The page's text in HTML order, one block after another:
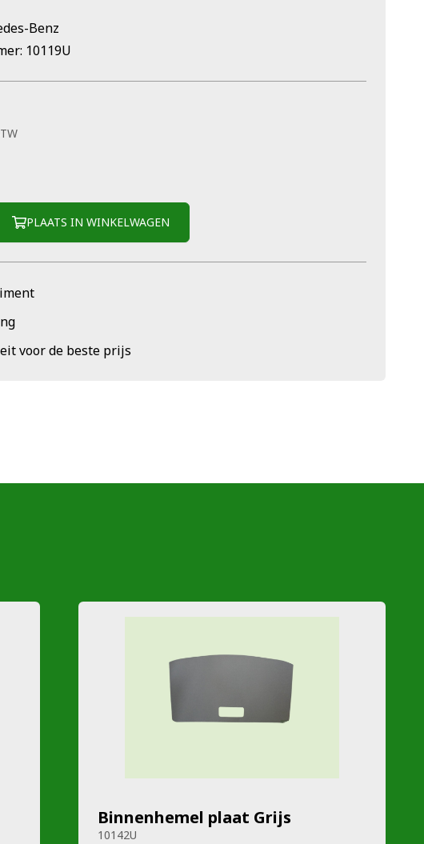
Benz
10119U
PLAATS IN WINKELWAGEN
voor de beste prijs
Binnenhemel plaat Grijs
10142U